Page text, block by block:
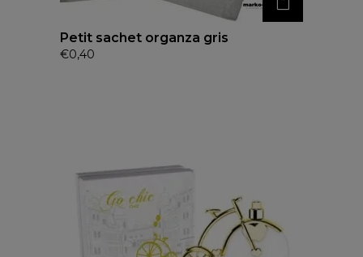
Petit sachet organza gris
€0,40